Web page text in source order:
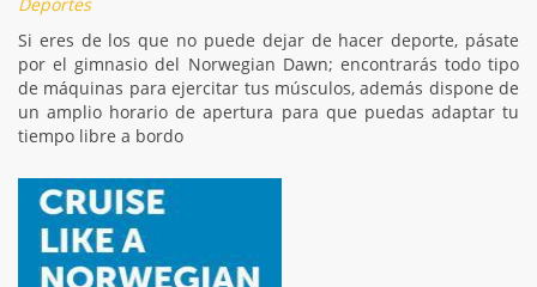
Si eres de los que no puede dejar de hacer deporte, pásate
por el gimnasio del Norwegian Dawn; encontrarás todo tipo
de máquinas para ejercitar tus músculos, además dispone de
un amplio horario de apertura para que puedas adaptar tu
tiempo libre a bordo